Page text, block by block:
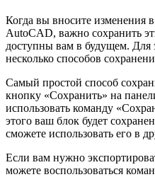
Когда вы вносите изменения
AutoCAD, важно сохранить
доступны вам в будущем. Для
несколько способов
Самый простой способ
кнопку «Сохранить» на
использовать команду
этого ваш блок будет
сможете использовать его в
Если вам нужно
можете воспользоваться